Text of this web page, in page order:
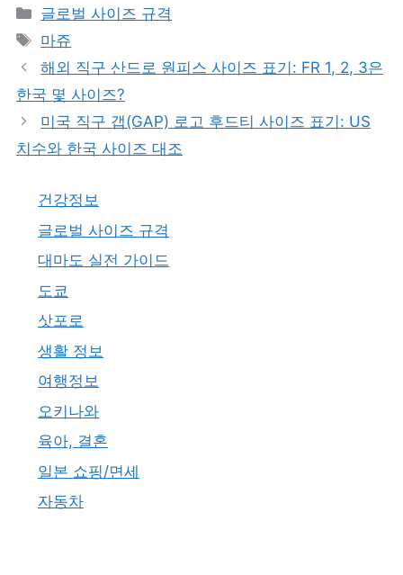
카
테
리
글로벌 사이즈 규격
태
그
마쥬
해외 직구 산드로 원피스 사이즈 표기: FR 1, 2, 3은
한국 몇 사이즈?
미국 직구 갭(GAP) 로고 후드티 사이즈 표기: US
치수와 한국 사이즈 대조
건강정보
글로벌 사이즈 규격
대마도 실전 가이드
도쿄
삿포로
생활 정보
여행정보
오키나와
육아, 결혼
일본 쇼핑/면세
자동차